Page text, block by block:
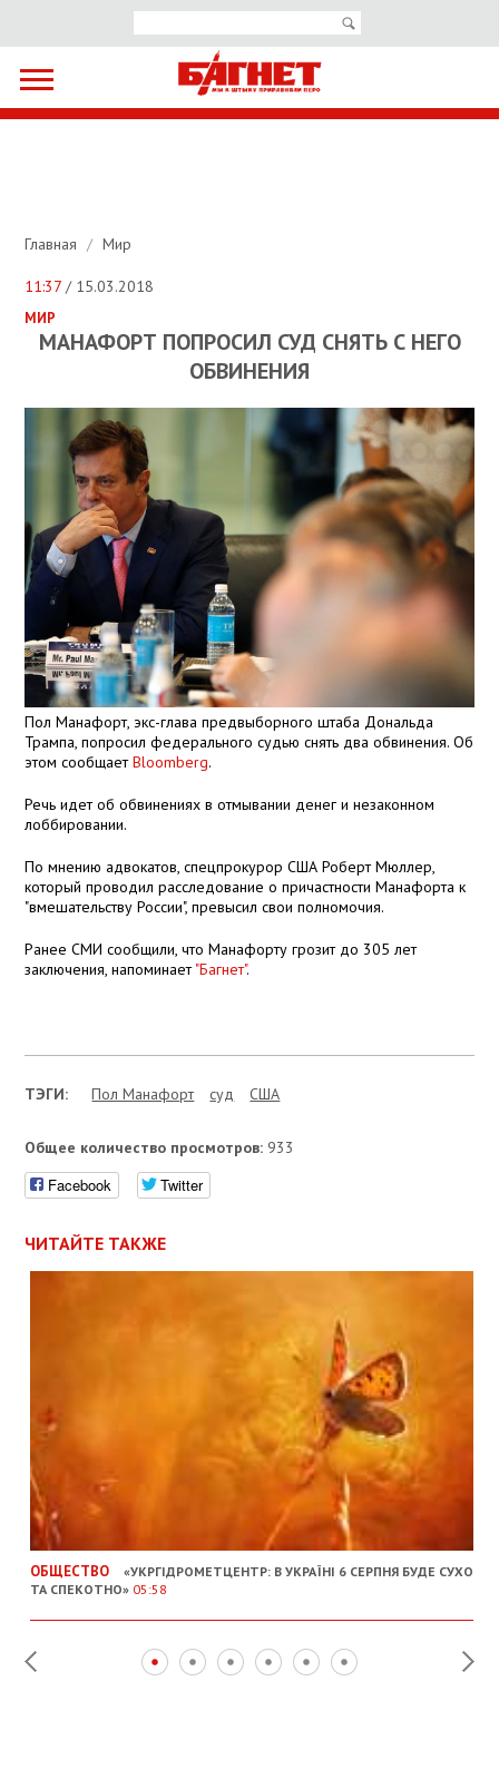
Главная / Мир
11:37 / 15.03.2018
МИР
МАНАФОРТ ПОПРОСИЛ СУД СНЯТЬ С НЕГО
ОБВИНЕНИЯ
Пол Манафорт, экс-глава предвыборного штаба Дональда
Трампа, попросил федерального судью снять два обвинения. Об
этом сообщаетBloomberg.
Речь идет об обвинениях в отмывании денег и незаконном
лоббировании.
По мнению адвокатов, спецпрокурор США Роберт Мюллер,
который проводил расследование о причастности Манафорта к
"вмешательству России", превысил свои полномочия.
Ранее СМИ сообщили, что Манафорту грозит до 305 лет
заключения, напоминает"Багнет".
ТЭГИ: Пол Манафорт суд США
Общее количество просмотров: 933
Facebook Twitter
ЧИТАЙТЕ ТАКЖЕ
ОБЩЕСТВО
«УКРГІДРОМЕТЦЕНТР: В УКРАЇНІ 6 СЕРПНЯ БУДЕ СУХО
ТА СПЕКОТНО» 05:58